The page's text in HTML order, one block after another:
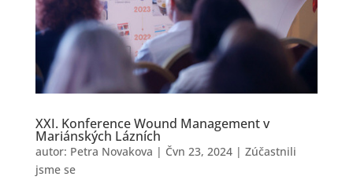
XXI. Konference Wound Management v
Mariánských Lázních
autor: Petra Novakova | Čvn 23, 2024| Zúčastnili
jsme se